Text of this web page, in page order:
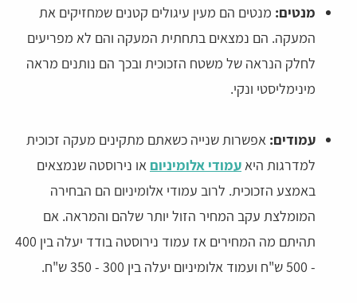
מנטים: מנטים הם מעין עיגולים קטנים שמחזיקים את
המעקה. הם נמצאים בתחתית המעקה והם לא מפריעים
לחלק הנראה של משטח הזכוכית ובכך הם נותנים מראה
מינימליסטי ונקי.
עמודים: אפשרות שנייה כשאתם מתקינים מעקה זכוכית
למדרגות היאעמודי אלומיניום או נירוסטה שנמצאים
באמצע הזכוכית. לרוב עמודי אלומיניום הם הבחירה
המומלצת עקב המחיר הזול יותר שלהם והמראה. אם
תהיתם מה המחירים אז עמוד נירוסטה בודד יעלה בין 400
- 500 ש"ח ועמוד אלומיניום יעלה בין 300 - 350 ש"ח.